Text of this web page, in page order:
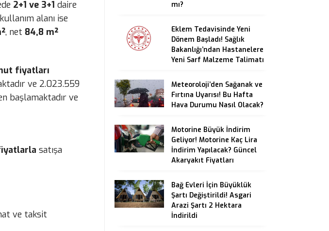
2+1 ve 3+1 daire
alanı ise
, net 84,8 m²
fiyatları
ve 2.023.559
başlamaktadır ve
satışa
ve taksit
mı?
Eklem Tedavisinde Yeni
Dönem Başladı! Sağlık
Bakanlığı’ndan Hastanelere
Yeni Sarf Malzeme Talimatı
Meteoroloji’den Sağanak ve
Fırtına Uyarısı! Bu Hafta
Hava Durumu Nasıl Olacak?
Motorine Büyük İndirim
Geliyor! Motorine Kaç Lira
İndirim Yapılacak? Güncel
Akaryakıt Fiyatları
Bağ Evleri İçin Büyüklük
Şartı Değiştirildi! Asgari
Arazi Şartı 2 Hektara
İndirildi